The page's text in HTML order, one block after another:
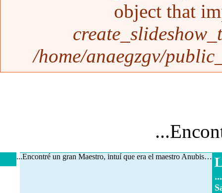
object that
/home/anaegzgv/
...Encontré un gran Maestro, intuí que era el maestro Anubis…
...